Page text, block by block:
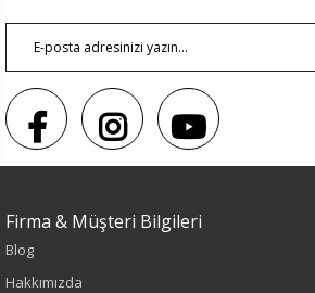
Sezon : YAZLIK
Renk
Firma & Müşteri Bilgileri
Blog
Hakkımızda